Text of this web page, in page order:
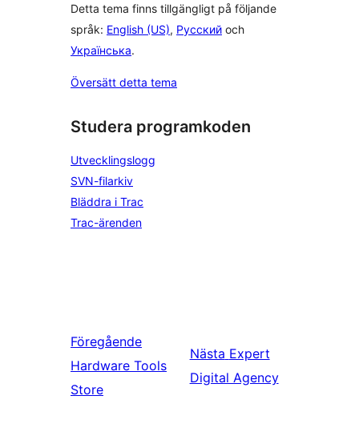
Detta tema finns tillgängligt på följande
språk: English (US), Русский och
Українська.
Översätt detta tema
Studera programkoden
Utvecklingslogg
SVN-filarkiv
Bläddra i Trac
Trac-ärenden
Föregående
Hardware Tools
Store
Nästa Expert
Digital Agency